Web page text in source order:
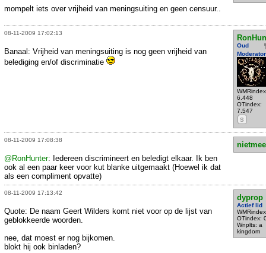
mompelt iets over vrijheid van meningsuiting en geen censuur..
08-11-2009 17:02:13
Oud
Moderator
6.448
OTindex:
7.547
S
Banaal: Vrijheid van meningsuiting is nog geen vrijheid van
belediging en/of discriminatie
08-11-2009 17:08:38
@RonHunter: Iedereen discrimineert en beledigt elkaar. Ik ben
ook al een paar keer voor kut blanke uitgemaakt (Hoewel ik dat
als een compliment opvatte)
08-11-2009 17:13:42
dyprop
Actief lid
OTindex:
Wnplts: a
kingdom
Quote: De naam Geert Wilders komt niet voor op de lijst van
geblokkeerde woorden.
nee, dat moest er nog bijkomen.
blokt hij ook binladen?